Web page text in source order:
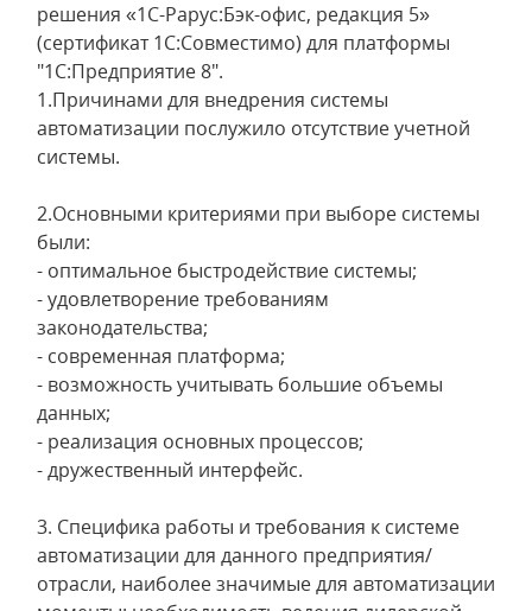
решения «1С-Рарус:Бэк-офис, редакция 5»
(сертификат 1С:Совместимо) для платформы
"1С:Предприятие 8".
1.Причинами для внедрения системы
автоматизации послужило отсутствие учетной
системы.
2.Основными критериями при выборе системы
были:
- оптимальное быстродействие системы;
- удовлетворение требованиям
законодательства;
- современная платформа;
- возможность учитывать большие объемы
данных;
- реализация основных процессов;
- дружественный интерфейс.
3. Специфика работы и требования к системе
автоматизации для данного предприятия/
отрасли, наиболее значимые для автоматизации